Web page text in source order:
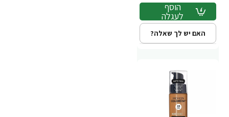
הוסף
לעגלה
האם יש לך שאלה?